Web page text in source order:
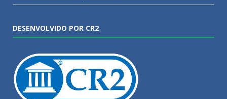
DESENVOLVIDO POR CR2